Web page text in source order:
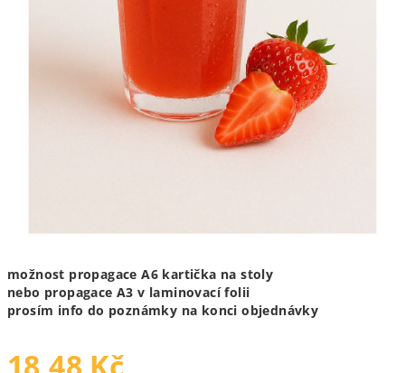
možnost propagace A6 kartička na stoly
nebo propagace A3 v laminovací folii
prosím info do poznámky na konci objednávky